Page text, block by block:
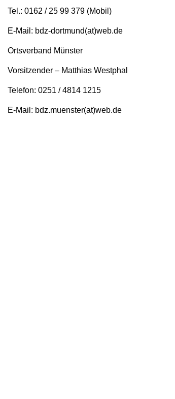
Tel.: 0162 / 25 99 379 (Mobil)
E-Mail: bdz-dortmund(at)web.de
Ortsverband Münster
Vorsitzender – Matthias Westphal
Telefon: 0251 / 4814 1215
E-Mail: bdz.muenster(at)web.de